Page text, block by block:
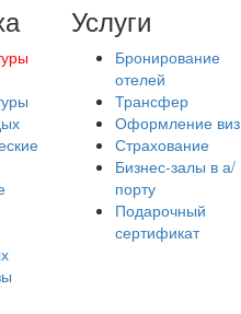
Услуги
Бронирование
отелей
Трансфер
Оформление виз
Страхование
Бизнес-залы в а/
порту
Подарочный
сертификат